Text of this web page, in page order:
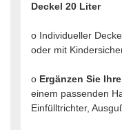
Deckel 20 Liter
o Individueller
oder mit
o Ergänzen Sie
einem passenden
Einfülltrichter,